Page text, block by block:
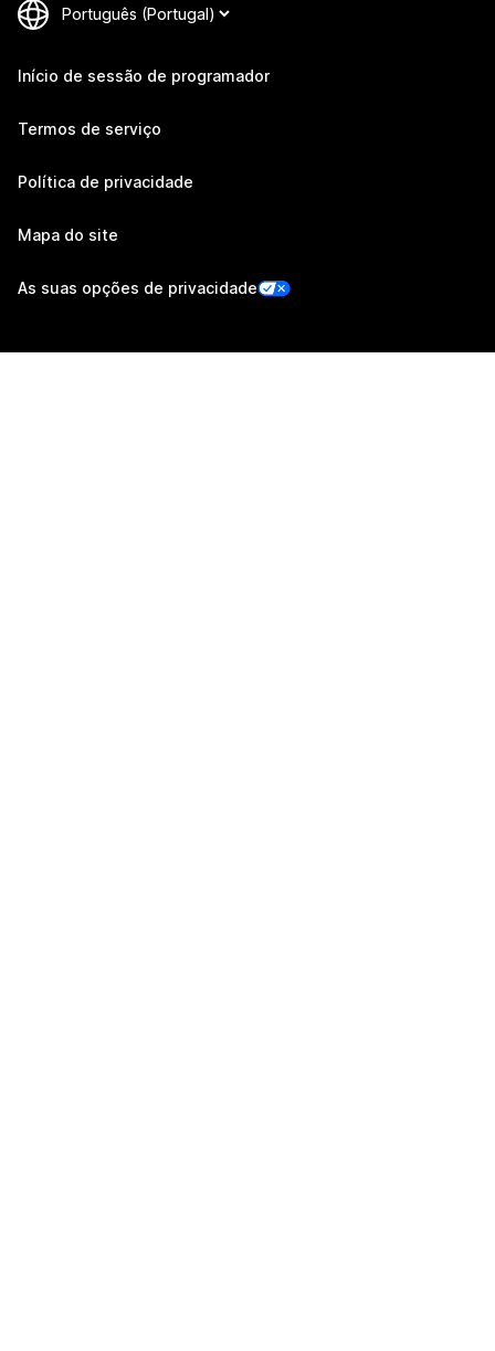
Início de sessão de programador
Termos de serviço
Política de privacidade
Mapa do site
As suas opções de privacidade